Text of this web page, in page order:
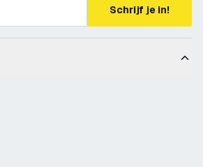
Schrijf je in!